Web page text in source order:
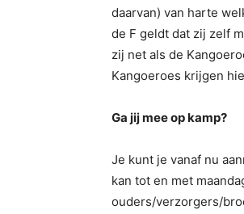
daarvan) van harte
de F geldt dat zij zelf
zij net als de
Kangoeroes krijgen
Ga jij mee op kamp?
Je kunt je vanaf nu
kan tot en met
ouders/verzorgers/